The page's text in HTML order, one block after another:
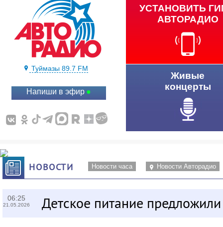
Туймазы 89.7 FM
Напиши в эфир
УСТАНОВИТЬ
АВТОРАДИО
Живые
концерты
НОВОСТИ Новости часа Новости Авторадио
06:25
21.05.2026 Детское питание